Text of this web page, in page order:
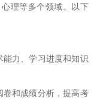
理等多个领域。以下
力、学习进度和知识
和成绩分析，提高考